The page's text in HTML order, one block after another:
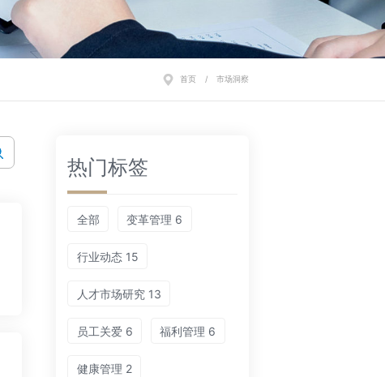
首页 / 市场洞察
热门标签
全部 变革管理 6
行业动态 15
人才市场研究 13
员工关爱 6 福利管理 6
健康管理 2